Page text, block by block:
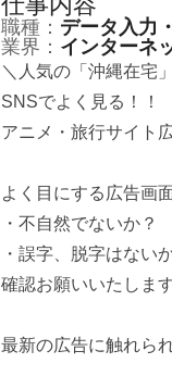
職種： データ入力
業界： インターネ
＼人気の「沖縄在宅
SNSでよく見る！！
アニメ・旅行サイト
よく目にする広告画
・不自然でないか？
・誤字、脱字はない
確認お願いいたしま
最新の広告に触れら